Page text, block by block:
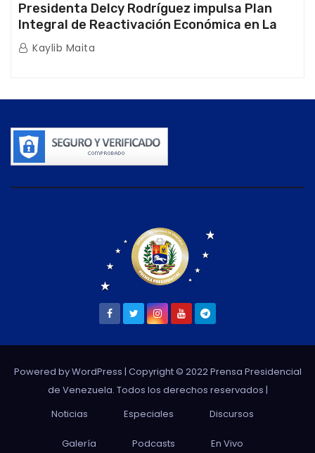
Presidenta Delcy Rodríguez impulsa Plan
Integral de Reactivación Económica en La
Guaira
Kaylib Maita
Powered by WordPress | Copyright © 2022 Prensa Presidencial
de Venezuela. Todos los derechos reservados |
Noticias
Especiales Discursos
Galería Podcasts En Vivo